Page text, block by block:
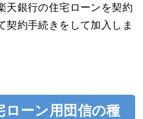
天銀行の住宅ローンを契約
契約手続きをして加入しま
ローン用団信の種